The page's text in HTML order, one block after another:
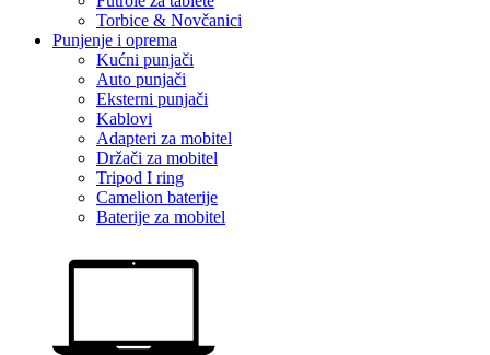
Torbice & Novčanici
Punjenje i oprema
Kućni punjači
Auto punjači
Eksterni punjači
Kablovi
Adapteri za mobitel
Držači za mobitel
Tripod I ring
Camelion baterije
Baterije za mobitel